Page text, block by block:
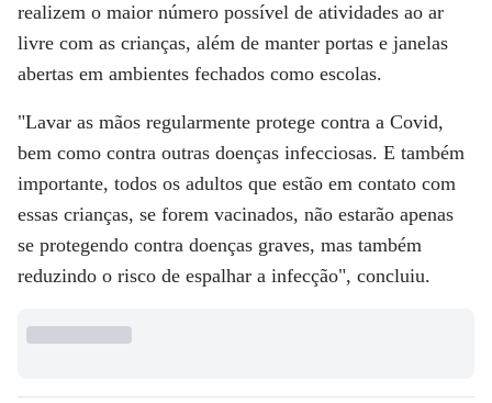
realizem o maior número possível de atividades ao ar
livre com as crianças, além de manter portas e janelas
abertas em ambientes fechados como escolas.
"Lavar as mãos regularmente protege contra a Covid,
bem como contra outras doenças infecciosas. E também
importante, todos os adultos que estão em contato com
essas crianças, se forem vacinados, não estarão apenas
se protegendo contra doenças graves, mas também
reduzindo o risco de espalhar a infecção", concluiu.